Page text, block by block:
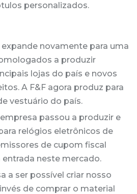
personalizados.
novamente para uma
a produzir
lojas do país e novos
A F&F agora produz para
vestuário do país.
passou a produzir e
relógios eletrônicos de
de cupom fiscal
entrada neste mercado.
a ser possível criar nosso
de comprar o material